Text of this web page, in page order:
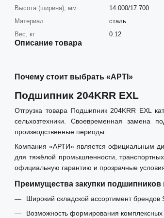
Высота (ширина), мм
14.000/17.700
Материал
сталь
Вес, кг
0.12
Описание товара
Почему стоит выбрать «АРТІ»
Подшипник 204KRR EXL
Отгрузка товара Подшипник 204KRR EXL
сельхозтехники. Своевременная замена
производственные периоды.
Компания «АРТИ» является официальным
для тяжёлой промышленности,
официальную гарантию и прозрачные
Преимущества закупки
Широкий складской ассортимент
Возможность формирования комплексных